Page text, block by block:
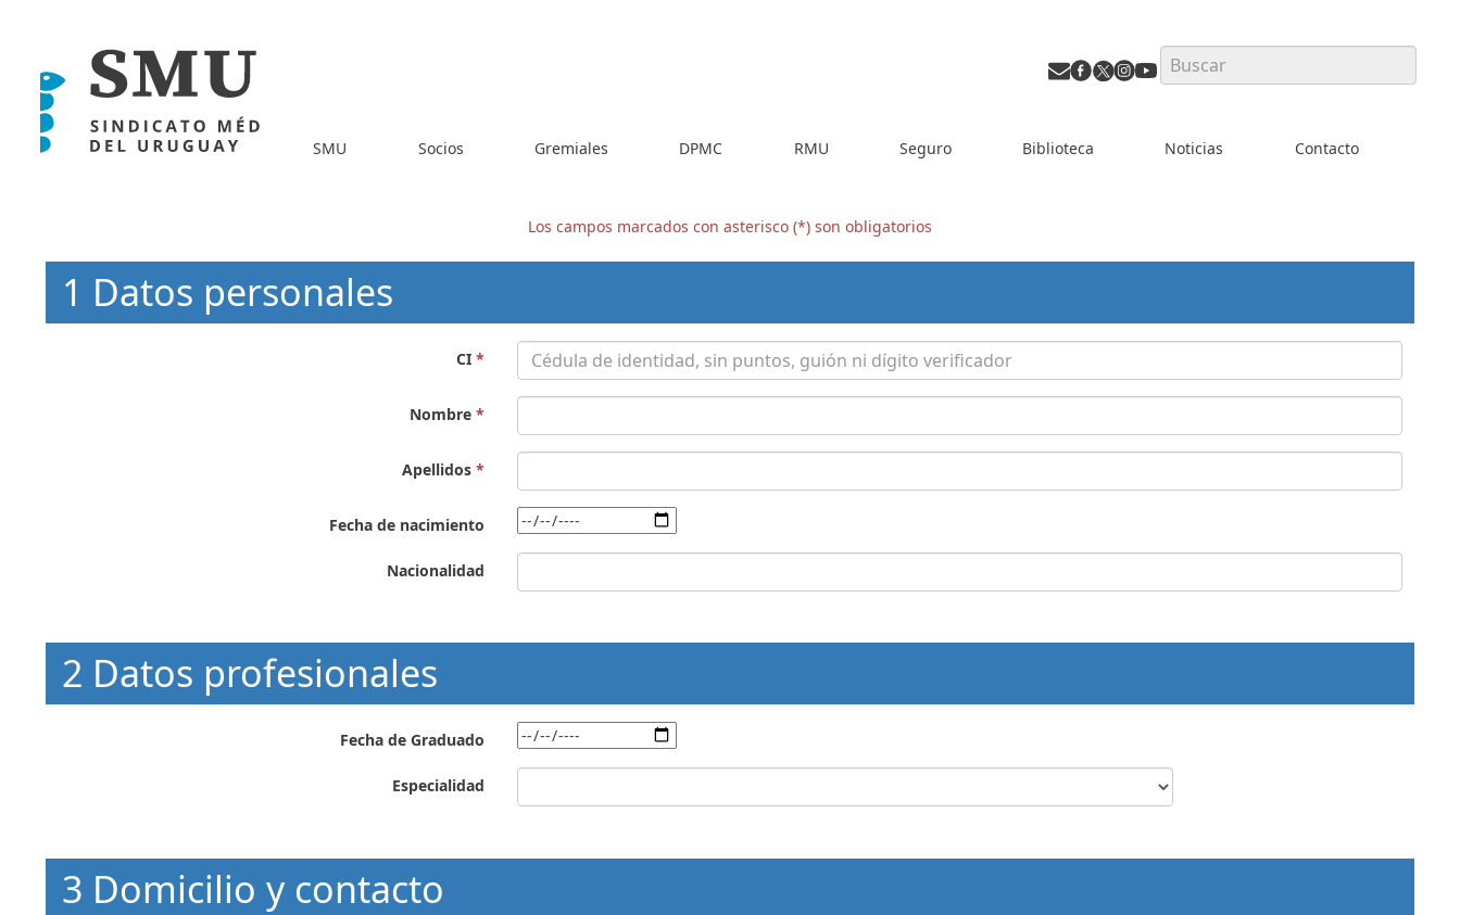
Search
SMU Socios Gremiales DPMC RMU Seguro Biblioteca Noticias Contacto
Los campos marcados con asterisco (*) son obligatorios
1 Datos personales
CI *
Nombre *
Apellidos *
Fecha de nacimiento
Nacionalidad
2 Datos profesionales
Fecha de Graduado
Especialidad
3 Domicilio y contacto